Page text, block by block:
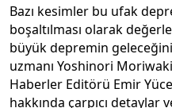
Bazı kesimler bu ufak
boşaltılması olarak
büyük depremin
uzmanı Yoshinori
Haberler Editörü Emir
hakkında çarpıcı detaylar